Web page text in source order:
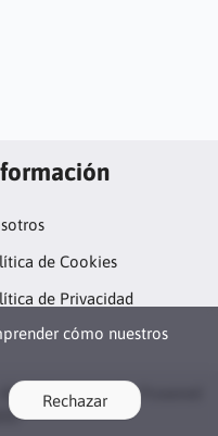
cómo nuestros
Rechazar
de Cookies
de Privacidad
rights reserved · Powered